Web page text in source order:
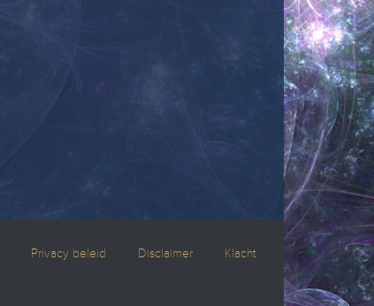
Privacy beleid Disclaimer Klacht